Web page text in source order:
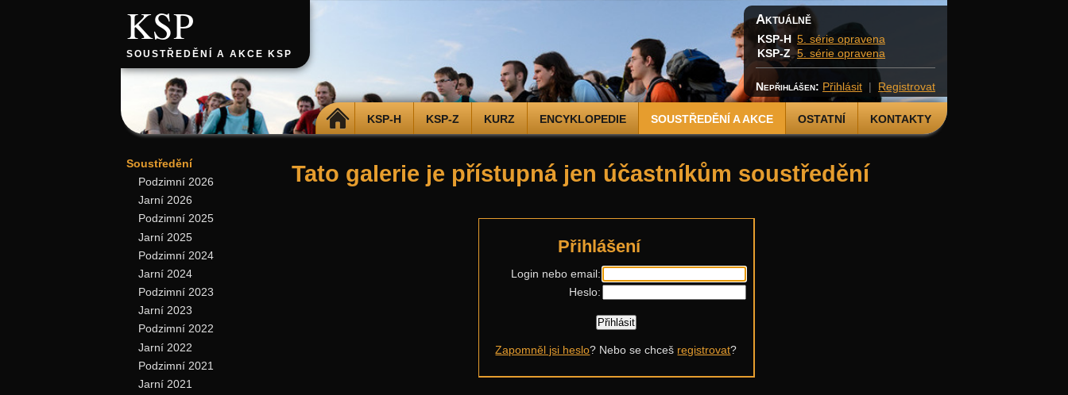
KSP
SOUSTŘEDĚNÍ A AKCE KSP
DOMŮ KSP-H KSP-Z KURZ ENCYKLOPEDIE SOUSTŘEDĚNÍ A AKCE OSTATNÍ KONTAKTY
Aktuálně
KSP-H 5. série opravena
KSP-Z 5. série opravena
Nepřihlášen: Přihlásit | Registrovat
Tato galerie je přístupná jen účastníkům soustředění
Přihlášení
Login nebo email:
Heslo:
Zapomněl jsi heslo? Nebo se chceš registrovat?
Soustředění
Podzimní 2026
Jarní 2026
Podzimní 2025
Jarní 2025
Podzimní 2024
Jarní 2024
Podzimní 2023
Jarní 2023
Podzimní 2022
Jarní 2022
Podzimní 2021
Jarní 2021